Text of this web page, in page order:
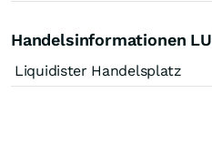
Handelsinformationen
Liquidister Handelsplatz